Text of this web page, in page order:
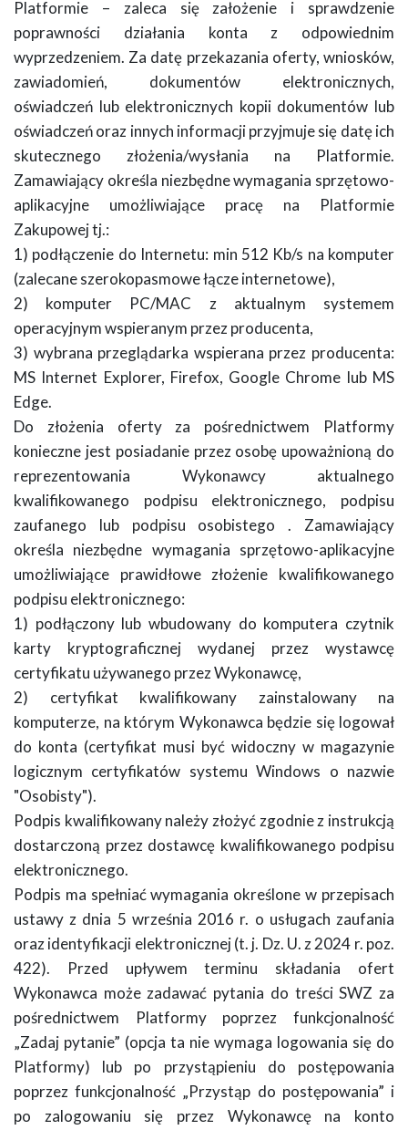
Platformie – zaleca się założenie i sprawdzenie
poprawności działania konta z odpowiednim
wyprzedzeniem. Za datę przekazania oferty, wniosków,
zawiadomień, dokumentów elektronicznych,
oświadczeń lub elektronicznych kopii dokumentów lub
oświadczeń oraz innych informacji przyjmuje się datę ich
skutecznego złożenia/wysłania na Platformie.
Zamawiający określa niezbędne wymagania sprzętowo-
aplikacyjne umożliwiające pracę na Platformie
Zakupowej tj.:
1) podłączenie do Internetu: min 512 Kb/s na komputer
(zalecane szerokopasmowe łącze internetowe),
2) komputer PC/MAC z aktualnym systemem
operacyjnym wspieranym przez producenta,
3) wybrana przeglądarka wspierana przez producenta:
MS Internet Explorer, Firefox, Google Chrome lub MS
Edge.
Do złożenia oferty za pośrednictwem Platformy
konieczne jest posiadanie przez osobę upoważnioną do
reprezentowania Wykonawcy aktualnego
kwalifikowanego podpisu elektronicznego, podpisu
zaufanego lub podpisu osobistego . Zamawiający
określa niezbędne wymagania sprzętowo-aplikacyjne
umożliwiające prawidłowe złożenie kwalifikowanego
podpisu elektronicznego:
1) podłączony lub wbudowany do komputera czytnik
karty kryptograficznej wydanej przez wystawcę
certyfikatu używanego przez Wykonawcę,
2) certyfikat kwalifikowany zainstalowany na
komputerze, na którym Wykonawca będzie się logował
do konta (certyfikat musi być widoczny w magazynie
logicznym certyfikatów systemu Windows o nazwie
"Osobisty").
Podpis kwalifikowany należy złożyć zgodnie z instrukcją
dostarczoną przez dostawcę kwalifikowanego podpisu
elektronicznego.
Podpis ma spełniać wymagania określone w przepisach
ustawy z dnia 5 września 2016 r. o usługach zaufania
oraz identyfikacji elektronicznej (t. j. Dz. U. z 2024 r. poz.
422). Przed upływem terminu składania ofert
Wykonawca może zadawać pytania do treści SWZ za
pośrednictwem Platformy poprzez funkcjonalność
„Zadaj pytanie” (opcja ta nie wymaga logowania się do
Platformy) lub po przystąpieniu do postępowania
poprzez funkcjonalność „Przystąp do postępowania” i
po zalogowaniu się przez Wykonawcę na konto